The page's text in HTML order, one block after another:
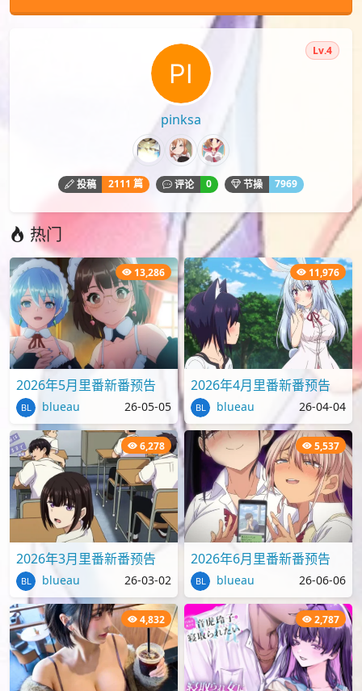
pinksa
Lv.4
投稿 2111 篇 评论 0 节操 7969
热门
13,286
2026年5月里番新番预告
blueau 26-05-05
11,976
2026年4月里番新番预告
blueau 26-04-04
6,278
2026年3月里番新番预告
blueau 26-03-02
5,537
2026年6月里番新番预告
blueau 26-06-06
4,832 2,787